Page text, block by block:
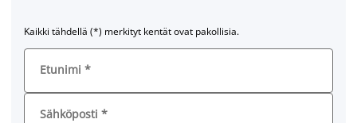
Kaikki tähdellä (*) merkityt kentät ovat pakollisia.
Etunimi *
Sähköposti *